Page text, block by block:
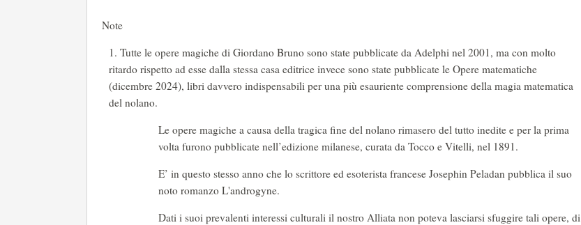
Note
Tutte le opere magiche di Giordano Bruno sono state pubblicate da Adelphi nel 2001, ma con molto
ritardo rispetto ad esse dalla stessa casa editrice invece sono state pubblicate le Opere matematiche
(dicembre 2024), libri davvero indispensabili per una più esauriente comprensione della magia matematica
del nolano.
Le opere magiche a causa della tragica fine del nolano rimasero del tutto inedite e per la prima
volta furono pubblicate nell’edizione milanese, curata da Tocco e Vitelli, nel 1891.
E’ in questo stesso anno che lo scrittore ed esoterista francese Josephin Peladan pubblica il suo
noto romanzo L'androgyne.
Dati i suoi prevalenti interessi culturali il nostro Alliata non poteva lasciarsi sfuggire tali opere, di